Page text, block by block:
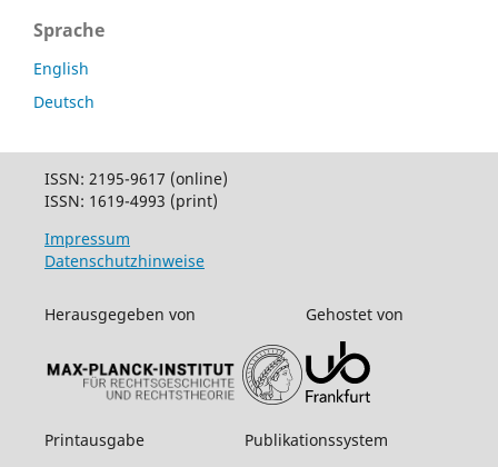
Sprache
English
Deutsch
ISSN: 2195-9617 (online)
ISSN: 1619-4993 (print)
Impressum
Datenschutzhinweise
Herausgegeben von Gehostet von
Printausgabe Publikationssystem